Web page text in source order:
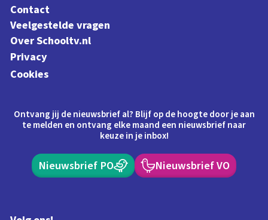
Contact
Veelgestelde vragen
Over Schooltv.nl
Privacy
Cookies
Ontvang jij de nieuwsbrief al? Blijf op de hoogte door je aan
te melden en ontvang elke maand een nieuwsbrief naar
keuze in je inbox!
Nieuwsbrief PO Nieuwsbrief VO